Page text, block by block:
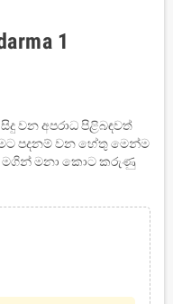
1
වන අපරාධ පිළිබඳවත්
පදනම් වන හේතු මෙන්ම
මගින් මනා කොට කරුණු